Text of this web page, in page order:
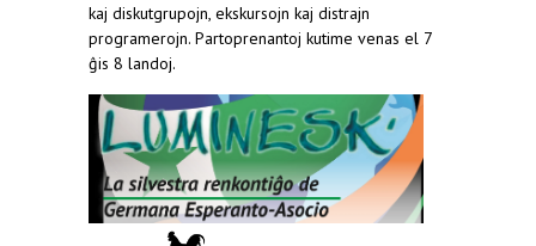
kaj diskutgrupojn, ekskursojn kaj distrajn
programerojn. Partoprenantoj kutime venas el 7
ĝis 8 landoj.